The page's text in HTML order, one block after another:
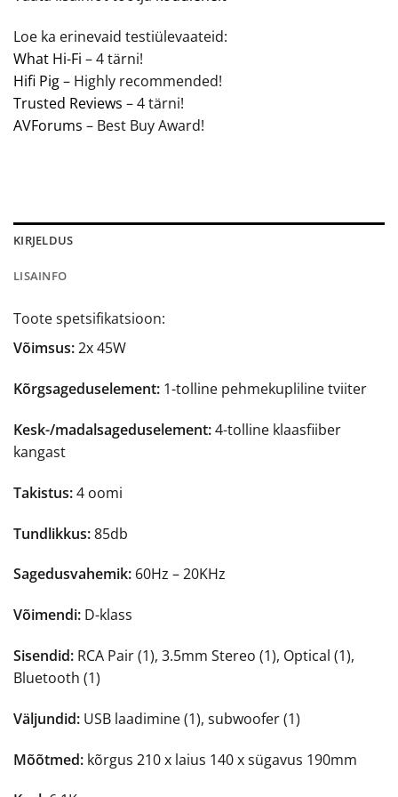
Loe ka erinevaid testiülevaateid:
What Hi-Fi – 4 tärni!
Hifi Pig– Highly recommended!
Trusted Reviews – 4 tärni!
AVForums – Best Buy Award!
KIRJELDUS
LISAINFO
Toote spetsifikatsioon:
Võimsus:2x 45W
Kõrgsageduselement: 1-tolline pehmekupliline tviiter
Kesk-/madalsageduselement:4-tolline klaasfiiber
kangast
Takistus:4 oomi
Tundlikkus:85db
Sagedusvahemik: 60Hz – 20KHz
Võimendi: D-klass
Sisendid: RCA Pair (1), 3.5mm Stereo (1), Optical (1),
Bluetooth (1)
Väljundid: USB laadimine (1), subwoofer (1)
Mõõtmed: kõrgus 210 x laius 140 x sügavus 190mm